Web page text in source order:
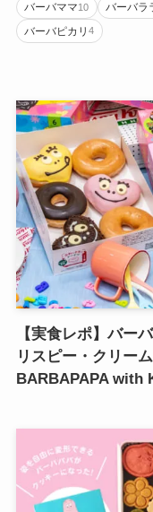
バーバママ10 バーバラ
バーバピカリ4
【実食レポ】バー
リスピー・クリー
BARBAPAPA with